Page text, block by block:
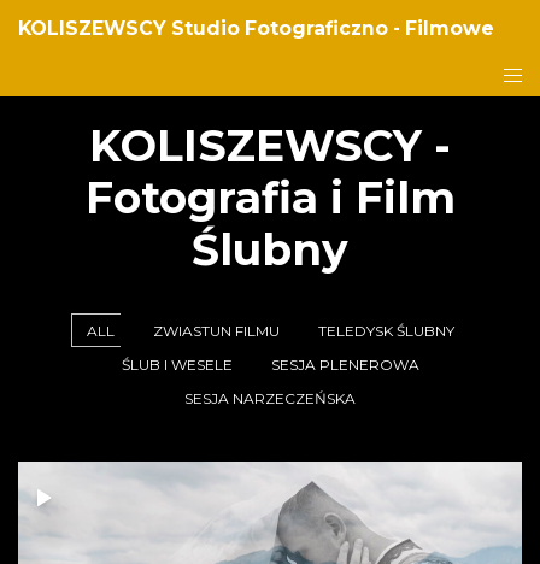
KOLISZEWSCY Studio Fotograficzno - Filmowe
KOLISZEWSCY -
Fotografia i Film
Ślubny
ALL ZWIASTUN FILMU
TELEDYSK ŚLUBNY
ŚLUB I WESELE
SESJA PLENEROWA
SESJA NARZECZEŃSKA